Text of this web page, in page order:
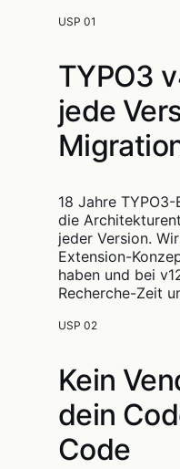
USP 01
TYPO3
jede
18 Jahre
die
jeder Version.
Extension-
haben und bei
Recherche-Zeit
USP 02
Kein
dein
Code